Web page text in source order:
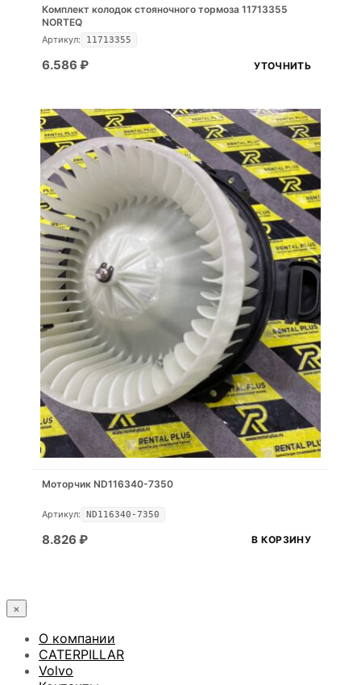
Комплект колодок стояночного тормоза 11713355
NORTEQ
Артикул: 11713355
6.586 ₽ УТОЧНИТЬ
Моторчик ND116340-7350
Артикул: ND116340-7350
8.826 ₽ В КОРЗИНУ
×
О компании
CATERPILLAR
Volvo